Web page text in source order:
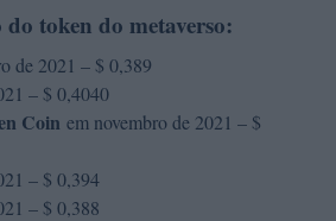
do token do metaverso:
de 2021 – $ 0,389
– $ 0,4040
Coin em novembro de 2021 – $
– $ 0,394
– $ 0,388